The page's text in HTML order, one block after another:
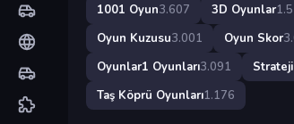
1001 Oyun3.607 3D Oyunlar
Oyun Kuzusu3.001 Oyun Skor
Oyunlar1 Oyunları3.091
Taş Köprü Oyunları1.176